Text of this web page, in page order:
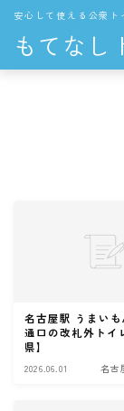
もてなし
安心して使える公衆ト
東京都の
愛知県の公
長野県の公
THE TOKYO
お役立ち情報
名古屋駅 うまいも
通口の改札外トイ
県】
2026.06.01 名古